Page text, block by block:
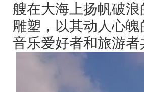
艘在大海上扬帆破
雕塑，以其动人心
音乐爱好者和旅游